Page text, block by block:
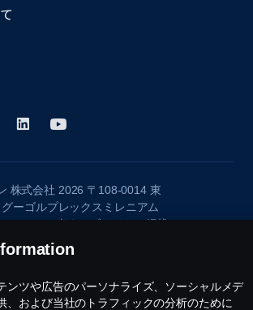
株式会社 2026 〒108-0014 東
ーゴルプレックスミレニアム
3535 ※当ウェブサイトに掲載
州仕様車の画像を含みます。日
様と異なる場合がありますの
ンツや広告のパーソナライズ、ソーシャルメデ
、および当社のトラフィックの分析のために